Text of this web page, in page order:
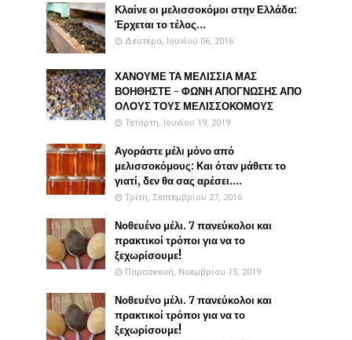
Κλαίνε οι μελισσοκόμοι στην Ελλάδα:
Έρχεται το τέλος...
Δευτέρα, Ιουνίου 06, 2016
ΧΑΝΟΥΜΕ ΤΑ ΜΕΛΙΣΣΙΑ ΜΑΣ
ΒΟΗΘΗΣΤΕ - ΦΩΝΗ ΑΠΟΓΝΩΣΗΣ ΑΠΟ
ΟΛΟΥΣ ΤΟΥΣ ΜΕΛΙΣΣΟΚΟΜΟΥΣ
Τετάρτη, Ιουνίου 19, 2019
Αγοράστε μέλι μόνο από
μελισσοκόμους: Και όταν μάθετε το
γιατί, δεν θα σας αρέσει....
Τρίτη, Σεπτεμβρίου 27, 2016
Νοθευένο μέλι. 7 πανεύκολοι και
πρακτικοί τρόποι για να το
ξεχωρίσουμε!
Παρασκευή, Νοεμβρίου 15, 2019
Νοθευένο μέλι. 7 πανεύκολοι και
πρακτικοί τρόποι για να το
ξεχωρίσουμε!